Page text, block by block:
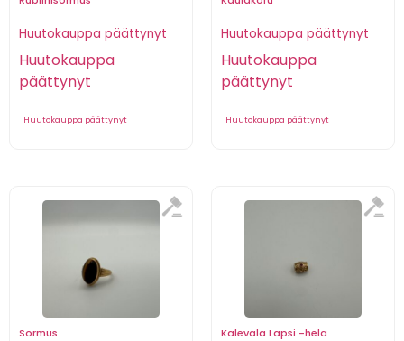
Huutokauppa päättynyt
Huutokauppa
päättynyt
Huutokauppa päättynyt
Huutokauppa päättynyt
Huutokauppa
päättynyt
Huutokauppa päättynyt
Sormus Kalevala Lapsi -hela